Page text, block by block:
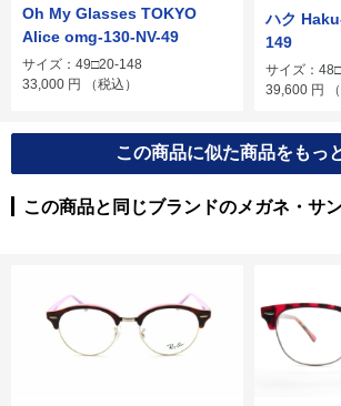
Oh My Glasses TOKYO
Alice omg-130-NV-49
サイズ：49□20-148
33,000 円 （税込）
ハク
149
サイズ：
39,600 円
この商品に似た商品をもっ
この商品と同じブランドのメガネ・サ